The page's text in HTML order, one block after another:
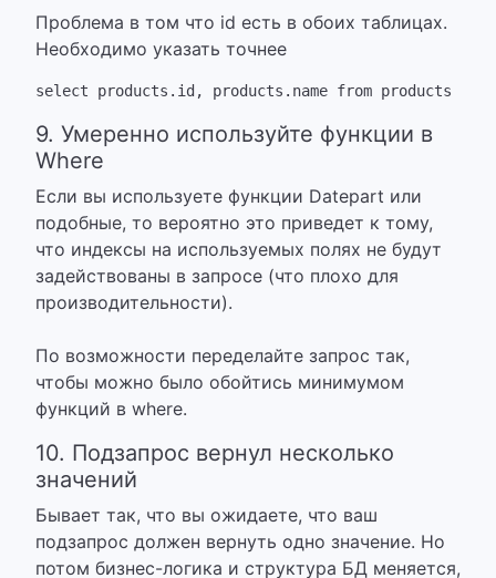
Проблема в том что id есть в обоих таблицах.
Необходимо указать точнее
select products.id, products.name from products
9. Умеренно используйте функции в
Where
Если вы используете функции Datepart или
подобные, то вероятно это приведет к тому,
что индексы на используемых полях не будут
задействованы в запросе (что плохо для
производительности).
По возможности переделайте запрос так,
чтобы можно было обойтись минимумом
функций в where.
10. Подзапрос вернул несколько
значений
Бывает так, что вы ожидаете, что ваш
подзапрос должен вернуть одно значение. Но
потом бизнес-логика и структура БД меняется,